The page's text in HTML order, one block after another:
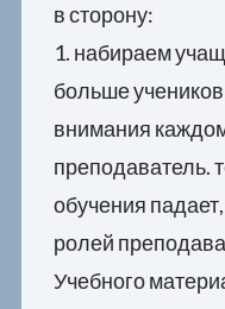
в сторону:
1. набираем
больше
внимания
преподаватель.
обучения
ролей
Учебного